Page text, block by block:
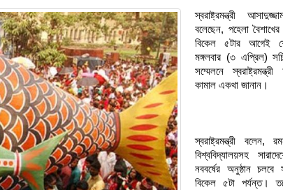
স্বরাষ্ট্রমন্ত্রী
বলেছেন, পহেলা
বিকেল ৫টার আগেই
মঙ্গলবার (৩ এপ্রিল)
সম্মেলনে
কামাল একথা জানান।
স্বরাষ্ট্রমন্ত্রী বলেন,
বিশ্ববিদ্যালয়সহ
নববর্ষের অনুষ্ঠান
বিকেল ৫টা পর্যন্ত।